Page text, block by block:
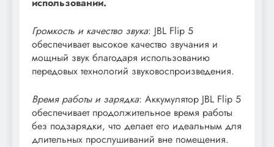
Громкость и качество звука: JBL Flip 5
обеспечивает высокое качество звучания и
мощный звук благодаря использованию
передовых технологий звуковоспроизведения.
Время работы и зарядка: Аккумулятор JBL Flip 5
обеспечивает продолжительное время работы
без подзарядки, что делает его идеальным для
длительных прослушиваний вне помещения.